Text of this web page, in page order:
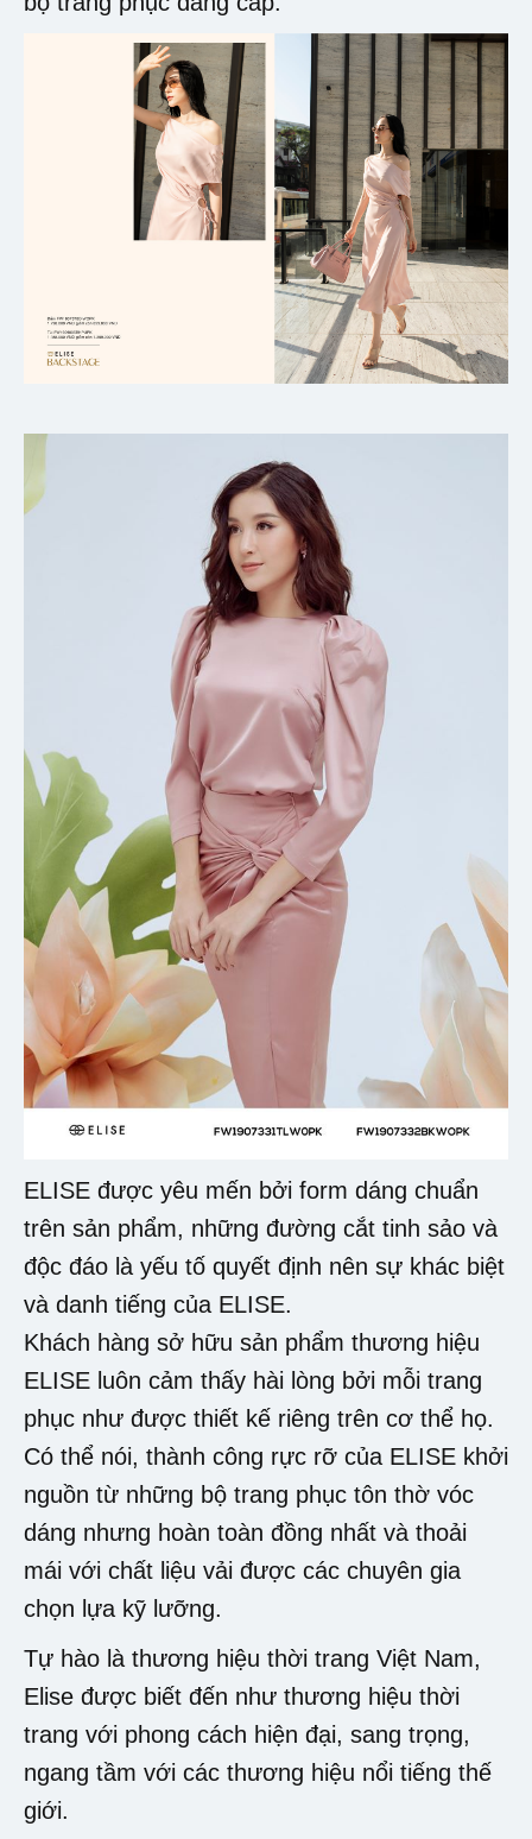
ELISE được yêu mến bởi form dáng chuẩn
trên sản phẩm, những đường cắt tinh sảo và
độc đáo là yếu tố quyết định nên sự khác biệt
và danh tiếng của ELISE.
Khách hàng sở hữu sản phẩm thương hiệu
ELISE luôn cảm thấy hài lòng bởi mỗi trang
phục như được thiết kế riêng trên cơ thể họ.
Có thể nói, thành công rực rỡ của ELISE khởi
nguồn từ những bộ trang phục tôn thờ vóc
dáng nhưng hoàn toàn đồng nhất và thoải
mái với chất liệu vải được các chuyên gia
chọn lựa kỹ lưỡng.
Tự hào là thương hiệu thời trang Việt Nam,
Elise được biết đến như thương hiệu thời
trang với phong cách hiện đại, sang trọng,
ngang tầm với các thương hiệu nổi tiếng thế
giới.